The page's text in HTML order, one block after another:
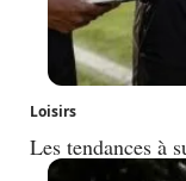
Loisirs
Les tendances à